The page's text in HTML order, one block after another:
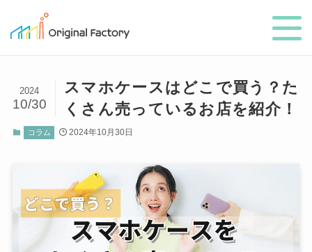
スマホケースはどこで買う？た
くさん売っているお店を紹介！
2024
10/30
コラム 2024年10月30日